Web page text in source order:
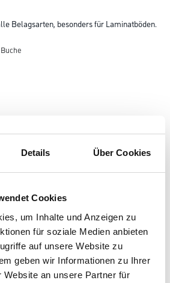
Details Über Cookies
Cookies
um Inhalte und Anzeigen zu
für soziale Medien anbieten
auf unsere Website zu
geben wir Informationen zu Ihrer
Website an unsere Partner für
Belagsarten, besonders für Laminatböden.